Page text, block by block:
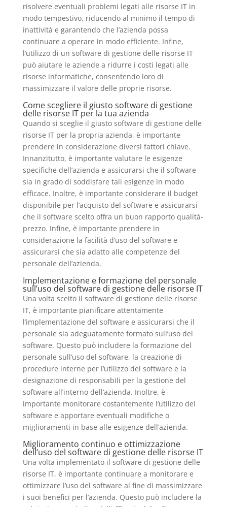
risolvere eventuali problemi legati alle risorse IT in
modo tempestivo, riducendo al minimo il tempo di
inattività e garantendo che l’azienda possa
continuare a operare in modo efficiente. Infine,
l’utilizzo di un software di gestione delle risorse IT
può aiutare le aziende a ridurre i costi legati alle
risorse informatiche, consentendo loro di
massimizzare il valore delle proprie risorse.
Come scegliere il giusto software di gestione
delle risorse IT per la tua azienda
Quando si sceglie il giusto software di gestione delle
risorse IT per la propria azienda, è importante
prendere in considerazione diversi fattori chiave.
Innanzitutto, è importante valutare le esigenze
specifiche dell’azienda e assicurarsi che il software
sia in grado di soddisfare tali esigenze in modo
efficace. Inoltre, è importante considerare il budget
disponibile per l’acquisto del software e assicurarsi
che il software scelto offra un buon rapporto qualità-
prezzo. Infine, è importante prendere in
considerazione la facilità d’uso del software e
assicurarsi che sia adatto alle competenze del
personale dell’azienda.
Implementazione e formazione del personale
sull’uso del software di gestione delle risorse IT
Una volta scelto il software di gestione delle risorse
IT, è importante pianificare attentamente
l’implementazione del software e assicurarsi che il
personale sia adeguatamente formato sull’uso del
software. Questo può includere la formazione del
personale sull’uso del software, la creazione di
procedure interne per l’utilizzo del software e la
designazione di responsabili per la gestione del
software all’interno dell’azienda. Inoltre, è
importante monitorare costantemente l’utilizzo del
software e apportare eventuali modifiche o
miglioramenti in base alle esigenze dell’azienda.
Miglioramento continuo e ottimizzazione
dell’uso del software di gestione delle risorse IT
Una volta implementato il software di gestione delle
risorse IT, è importante continuare a monitorare e
ottimizzare l’uso del software al fine di massimizzare
i suoi benefici per l’azienda. Questo può includere la